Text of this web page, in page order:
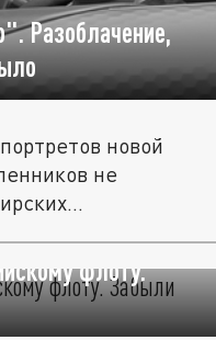
Разоблачение,
новой
не
флоту.